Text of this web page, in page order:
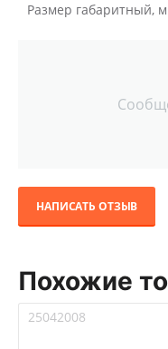
Размер габаритный,
НАПИСАТЬ ОТЗЫВ
Похожие
25042008